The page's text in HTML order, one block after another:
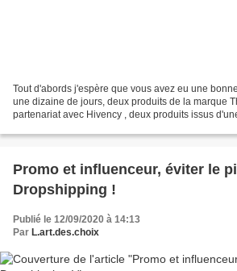
Tout d'abords j'espère que vous avez eu une
une dizaine de jours, deux produits de la marque
partenariat avec Hivency , deux produits issus
Promo et influenceur, éviter le
Dropshipping !
Publié le 12/09/2020 à 14:13
Par L.art.des.choix